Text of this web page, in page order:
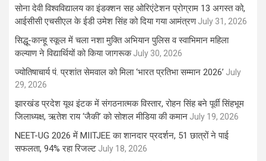
सोना देवी विश्वविद्यालय का इंडक्शन सह ओरिएंटेशन प्रोग्राम 13 अगस्त को,
आईसीसी एचसीएल के ईडी उमेश सिंह को दिया गया आमंत्रण July 31, 2026
सिद्धू-कान्हू स्कूल में चला नशा मुक्ति अभियान पुलिस व स्वाभिमान महिला
कल्याण ने विद्यार्थियों को किया जागरूक July 30, 2026
ज्योतिषाचार्य पं. प्रशांत सेमवाल को मिला ‘भारत प्रतिभा सम्मान 2026’ July
29, 2026
झारखंड प्रदेश यूथ इंटक में संगठनात्मक विस्तार, रोहन सिंह बने पूर्वी सिंहभूम
जिलाध्यक्ष, ऋतेश राय ‘जैकी’ को सोशल मीडिया की कमान July 19, 2026
NEET-UG 2026 में MIITJEE का शानदार प्रदर्शन, 51 छात्रों ने पाई
सफलता, 94% रहा रिजल्ट July 18, 2026